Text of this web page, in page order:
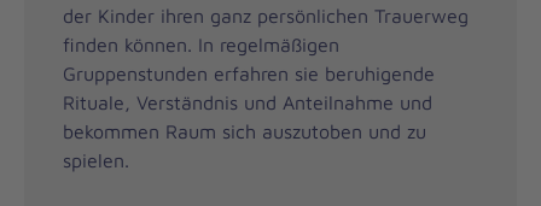
der Kinder ihren ganz persönlichen Trauerweg
finden können. In regelmäßigen
Gruppenstunden erfahren sie beruhigende
Rituale, Verständnis und Anteilnahme und
bekommen Raum sich auszutoben und zu
spielen.